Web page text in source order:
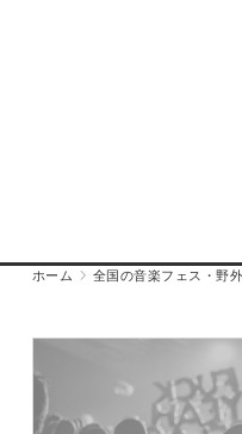
ホーム 全国の音楽フェス・野